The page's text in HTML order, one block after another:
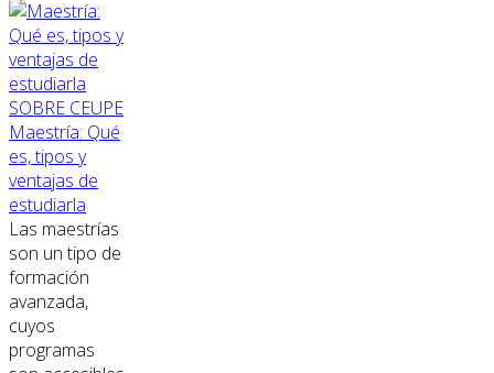
SOBRE CEUPE
Maestría: Qué
es, tipos y
ventajas de
estudiarla
Las maestrías
son un tipo de
formación
avanzada,
cuyos
programas